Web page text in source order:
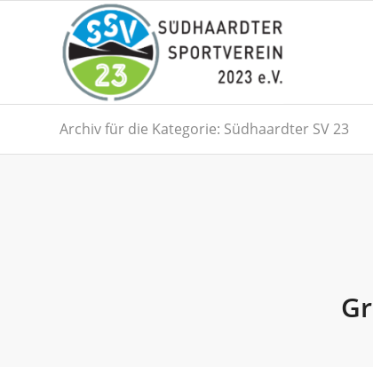
Archiv für die Kategorie: Südhaardter SV 23